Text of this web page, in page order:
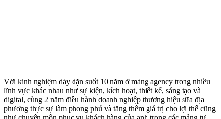
Với kinh nghiệm dày dặn suốt 10 năm ở mảng agency trong nhiều
lĩnh vực khác nhau như sự kiện, kích hoạt, thiết kế, sáng tạo và
digital, cùng 2 năm điều hành doanh nghiệp thương hiệu sữa địa
phương thực sự làm phong phú và tăng thêm giá trị cho lợi thế cũng
như chuyên môn phục vụ khách hàng của anh trong các mảng tư